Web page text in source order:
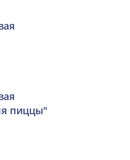
пиццы"